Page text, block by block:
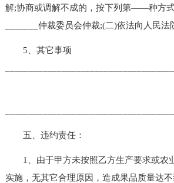
解;协商或调解不成的，按下列第——种方
_______仲裁委员会仲裁;(二)依法向人民法
5、其它事项
五、违约责任：
1、由于甲方未按照乙方生产要求或农
实施，无其它合理原因，造成果品质量达